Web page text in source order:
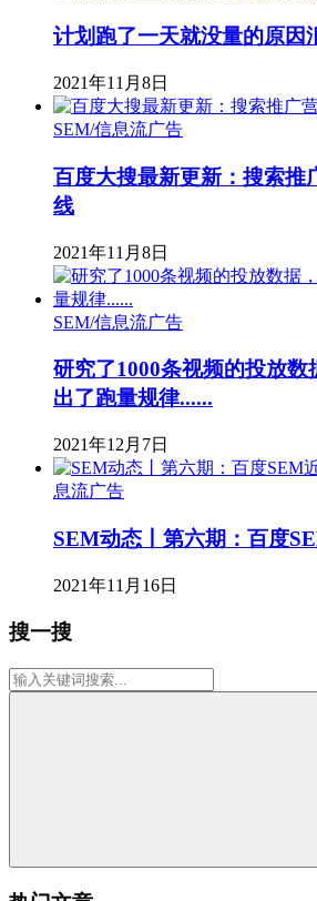
计划跑了一天就没量的原因
2021年11月8日
SEM/信息流广告
百度大搜最新更新：搜索推
线
2021年11月8日
SEM/信息流广告
研究了1000条视频的投放数
出了跑量规律......
2021年12月7日
息流广告
SEM动态丨第六期：百度
2021年11月16日
搜一搜